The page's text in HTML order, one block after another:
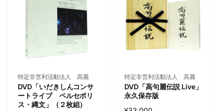
特定非営利活動法人 高麗
DVD「いだきしんコンサ
ートライブ ペルセポリ
ス・縄文」（２枚組）
特定非営利活動法人 高麗
DVD「高句麗伝説 Live」
永久保存版